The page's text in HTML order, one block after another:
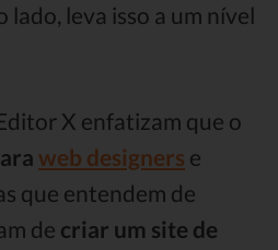
leva isso a um nível
X enfatizam que o
web designers e
que entendem de
de criar um site de